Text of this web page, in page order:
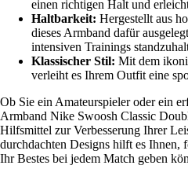
einen richtigen Halt und
Haltbarkeit: Hergestellt aus
dieses Armband dafür
intensiven Trainings
Klassischer Stil: Mit dem
verleiht es Ihrem Outfit eine
Ob Sie ein Amateurspieler oder ein
Armband Nike Swoosh Classic
Hilfsmittel zur Verbesserung Ihrer
durchdachten Designs hilft es Ihnen,
Ihr Bestes bei jedem Match geben